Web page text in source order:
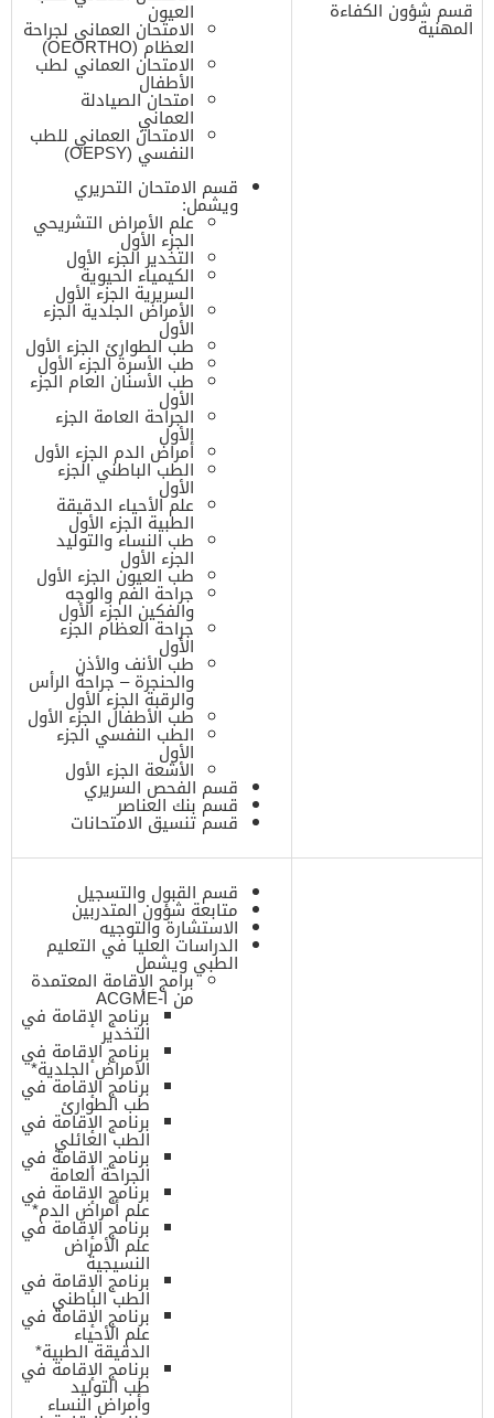
قسم شؤون الكفاءة
المهنية
العيون
الامتحان العماني لجراحة
العظام (OEORTHO)
الامتحان العماني لطب
الأطفال
امتحان الصيادلة
العماني
الامتحان العماني للطب
النفسي (OEPSY)
قسم الامتحان التحريري
ويشمل:
علم الأمراض التشريحي
الجزء الأول
التخدير الجزء الأول
الكيمياء الحيوية
السريرية الجزء الأول
الأمراض الجلدية الجزء
الأول
طب الطوارئ الجزء الأول
طب الأسرة الجزء الأول
طب الأسنان العام الجزء
الأول
الجراحة العامة الجزء
الأول
أمراض الدم الجزء الأول
الطب الباطني الجزء
الأول
علم الأحياء الدقيقة
الطبية الجزء الأول
طب النساء والتوليد
الجزء الأول
طب العيون الجزء الأول
جراحة الفم والوجه
والفكين الجزء الأول
جراحة العظام الجزء
الأول
طب الأنف والأذن
والحنجرة – جراحة الرأس
والرقبة الجزء الأول
طب الأطفال الجزء الأول
الطب النفسي الجزء
الأول
الأشعة الجزء الأول
قسم الفحص السريري
قسم بنك العناصر
قسم تنسيق الامتحانات
قسم القبول والتسجيل
متابعة شؤون المتدربين
الاستشارة والتوجيه
الدراسات العليا في التعليم
الطبي ويشمل
برامج الإقامة المعتمدة
من ACGME-I
برنامج الإقامة في
التخدير
برنامج الإقامة في
الأمراض الجلدية*
برنامج الإقامة في
طب الطوارئ
برنامج الإقامة في
الطب العائلي
برنامج الإقامة في
الجراحة العامة
برنامج الإقامة في
علم أمراض الدم*
برنامج الإقامة في
علم الأمراض
النسيجية
برنامج الإقامة في
الطب الباطني
برنامج الإقامة في
علم الأحياء
الدقيقة الطبية*
برنامج الإقامة في
طب التوليد
وأمراض النساء